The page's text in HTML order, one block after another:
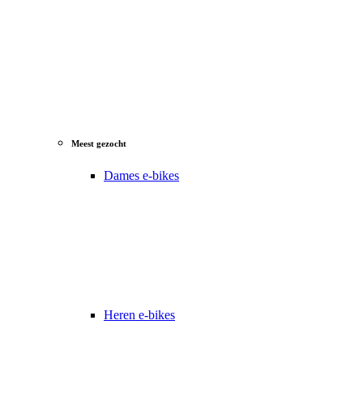
Meest gezocht
Dames e-bikes
Heren e-bikes